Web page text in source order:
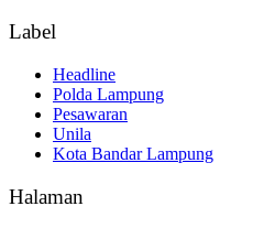
Label
Headline
Polda Lampung
Pesawaran
Unila
Kota Bandar Lampung
Halaman